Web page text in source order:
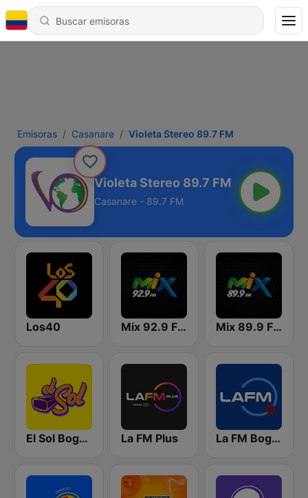
Emisoras Casanare Violeta Stereo 89.7 FM
Violeta Stereo 89.7 FM
Casanare - 89.7 FM
Los40 Mix 92.9 FM Bogotá Mix 89.9 FM Medellin
El Sol Bogotá La FM Plus La FM Bogotá